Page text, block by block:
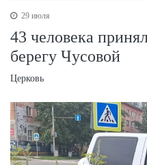
29 июля
43 человека
берегу Чусовой
Церковь